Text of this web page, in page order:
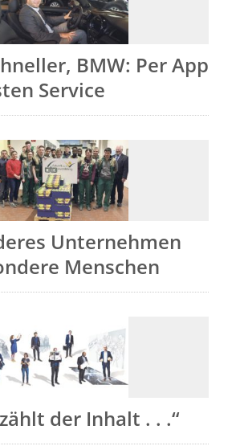
BMW: Per App
Service
Unternehmen
Menschen
der Inhalt . . .“